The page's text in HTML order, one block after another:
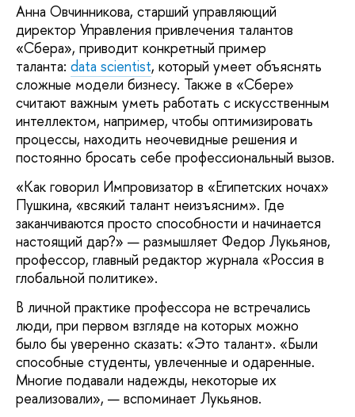
Анна Овчинникова, старший управляющий
директор Управления привлечения талантов
«Сбера», приводит конкретный пример
таланта: data scientist, который умеет объяснять
сложные модели бизнесу. Также в «Сбере»
считают важным уметь работать с искусственным
интеллектом, например, чтобы оптимизировать
процессы, находить неочевидные решения и
постоянно бросать себе профессиональный вызов.
«Как говорил Импровизатор в «Египетских ночах»
Пушкина, «всякий талант неизъясним». Где
заканчиваются просто способности и начинается
настоящий дар?» — размышляет Федор Лукьянов,
профессор, главный редактор журнала «Россия в
глобальной политике».
В личной практике профессора не встречались
люди, при первом взгляде на которых можно
было бы уверенно сказать: «Это талант». «Были
способные студенты, увлеченные и одаренные.
Многие подавали надежды, некоторые их
реализовали», — вспоминает Лукьянов.